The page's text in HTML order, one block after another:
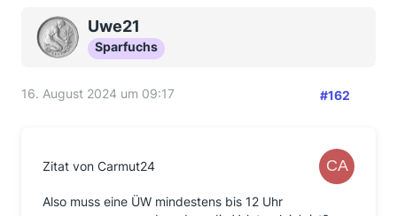
Uwe21
Sparfuchs
16. August 2024 um 09:17 #162
Zitat von Carmut24
Also muss eine ÜW mindestens bis 12 Uhr